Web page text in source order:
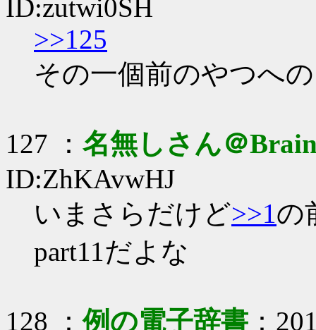
ID:zutwi0SH
>>125
その一個前のやつへ
127 ： 名無しさん＠
ID:ZhKAvwHJ
いまさらだけど>>1の
part11だよな
128 ：例の電子辞書 ：